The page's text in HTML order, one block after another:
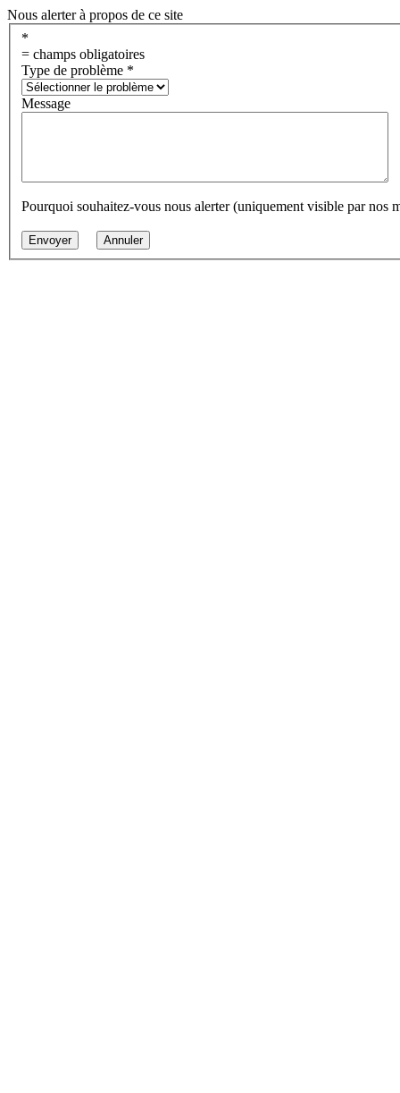
Nous alerter à propos de ce site
*
= champs obligatoires
Type de problème *
Message
Pourquoi souhaitez-vous nous alerter (uniquement visible par nos